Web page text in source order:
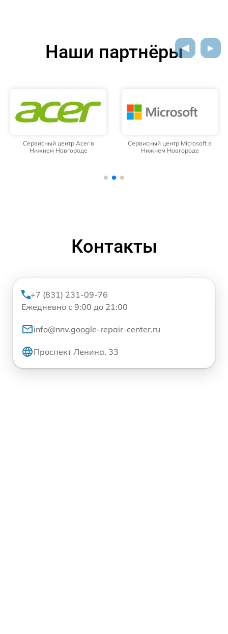
Наши партнёры
Сервисный центр Acer в
Нижнем Новгороде
Сервисный центр Microsoft в
Нижнем Новгороде
Контакты
+7 (831) 231-09-76
Ежедневно с 9:00 до 21:00
info@nnv.google-repair-center.ru
Проспект Ленина, 33